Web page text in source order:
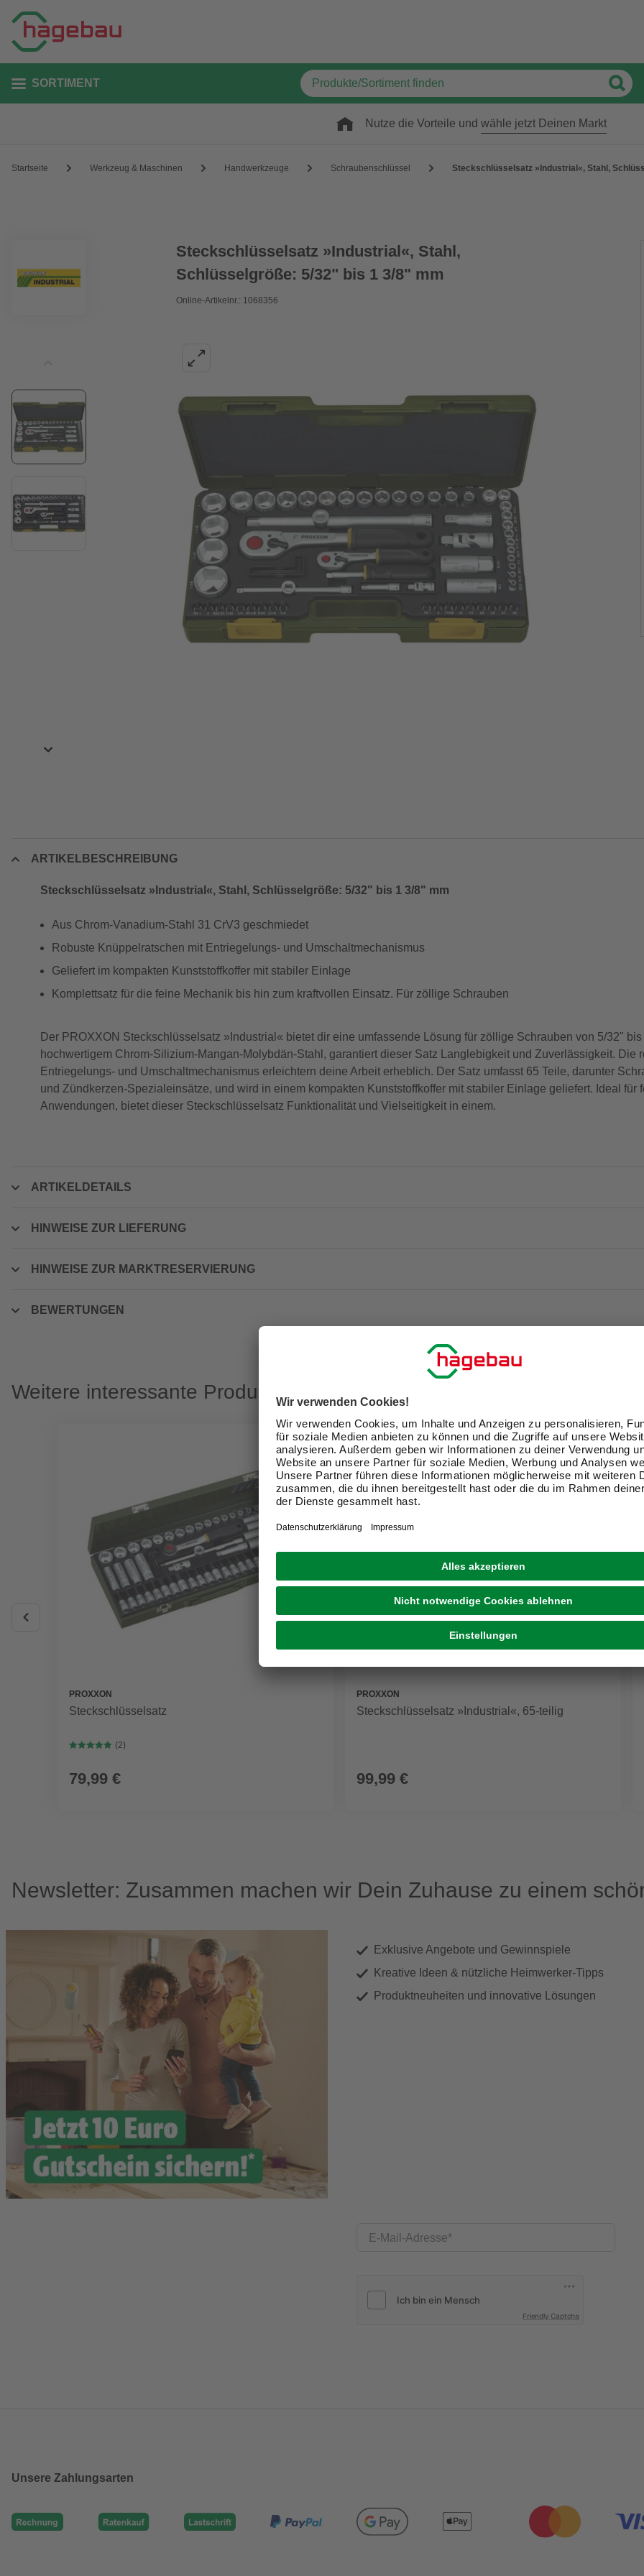
SORTIMENT
Nutze die Vorteile und wähle jetzt Deinen Markt
Startseite Werkzeug & Maschinen Handwerkzeuge Schraubenschlüssel Steckschlüsselsatz »Industrial«, Stahl,
Steckschlüsselsatz »Industrial«, Stahl,
Schlüsselgröße: 5/32" bis 1 3/8" mm
Online-Artikelnr.: 1068356
ARTIKELBESCHREIBUNG
Steckschlüsselsatz »Industrial«, Stahl, Schlüsselgröße: 5/32" bis 1 3/8" mm
Aus Chrom-Vanadium-Stahl 31 CrV3 geschmiedet
Robuste Knüppelratschen mit Entriegelungs- und Umschaltmechanismus
Geliefert im kompakten Kunststoffkoffer mit stabiler Einlage
Komplettsatz für die feine Mechanik bis hin zum kraftvollen Einsatz. Für zöllige Schrauben
Der PROXXON Steckschlüsselsatz »Industrial« bietet dir eine umfassende Lösung für zöllige Schrauben von 5/32"
hochwertigem Chrom-Silizium-Mangan-Molybdän-Stahl, garantiert dieser Satz Langlebigkeit und Zuverlässigkeit. Die
Entriegelungs- und Umschaltmechanismus erleichtern deine Arbeit erheblich. Der Satz umfasst 65 Teile, darunter
und Zündkerzen-Spezialeinsätze, und wird in einem kompakten Kunststoffkoffer mit stabiler Einlage geliefert. Ideal für
Anwendungen, bietet dieser Steckschlüsselsatz Funktionalität und Vielseitigkeit in einem.
ARTIKELDETAILS
HINWEISE ZUR LIEFERUNG
HINWEISE ZUR MARKTRESERVIERUNG
BEWERTUNGEN
Weitere interessante Produkte
PROXXON
Steckschlüsselsatz
(2)
79,99 €
PROXXON
Steckschlüsselsatz »Industrial«, 65-teilig
99,99 €
Newsletter: Zusammen machen wir Dein Zuhause zu einem
Exklusive Angebote und Gewinnspiele
Kreative Ideen & nützliche Heimwerker-Tipps
Produktneuheiten und innovative Lösungen
E-Mail-Adresse
Friendly Captcha
Unsere Zahlungsarten